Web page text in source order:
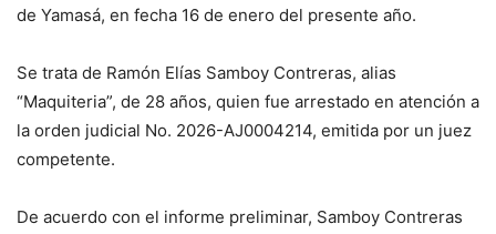
de Yamasá, en fecha 16 de enero del presente año.
Se trata de Ramón Elías Samboy Contreras, alias
“Maquiteria”, de 28 años, quien fue arrestado en atención a
la orden judicial No. 2026-AJ0004214, emitida por un juez
competente.
De acuerdo con el informe preliminar, Samboy Contreras